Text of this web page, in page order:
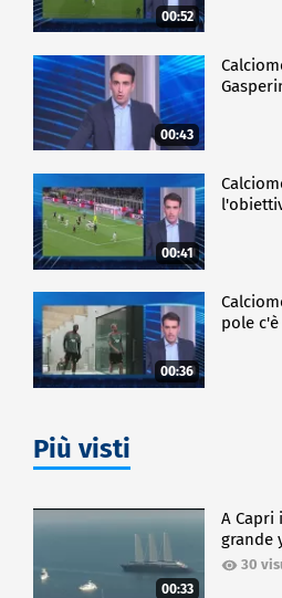
00:52
00:43
00:41
00:36
pole
Più visti
00:33
A Capri
grande
30